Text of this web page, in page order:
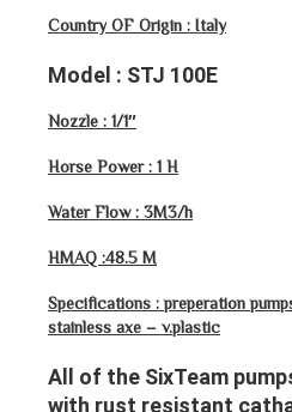
Country OF Origin : Italy
Model : STJ 100E
Nozzle : 1/1″
Horse Power : 1 H
Water Flow : 3M3/h
HMAQ :48.5 M
Specifications : preperation
stainless axe – v.plastic
All of the SixTeam
with rust resistant